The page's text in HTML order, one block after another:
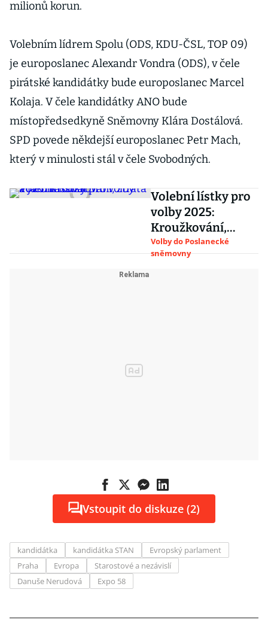
milionů korun.
Volebním lídrem Spolu (ODS, KDU-ČSL, TOP 09)
je europoslanec Alexandr Vondra (ODS), v čele
pirátské kandidátky bude europoslanec Marcel
Kolaja. V čele kandidátky ANO bude
místopředsedkyně Sněmovny Klára Dostálová.
SPD povede někdejší europoslanec Petr Mach,
který v minulosti stál v čele Svobodných.
Volební lístky pro
volby 2025:
Kroužkování,
ztráta a jak
hlasovat
Volby do Poslanecké
sněmovny
Vstoupit do diskuze (2)
kandidátka kandidátka STAN
Evropský parlament
Praha
Evropa
Starostové a nezávislí
Danuše Nerudová
Expo 58